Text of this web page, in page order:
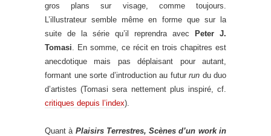
gros plans sur visage, comme toujours.
L’illustrateur semble même en forme que sur la
suite de la série qu’il reprendra avec
Peter J.
Tomasi . En somme, ce récit en trois chapitres est
anecdotique mais pas déplaisant pour autant,
formant une sorte d’introduction au futur run du duo
d’artistes (Tomasi sera nettement plus inspiré, cf.
critiques depuis l’index).
Quant à Plaisirs Terrestres, Scènes d’un work in